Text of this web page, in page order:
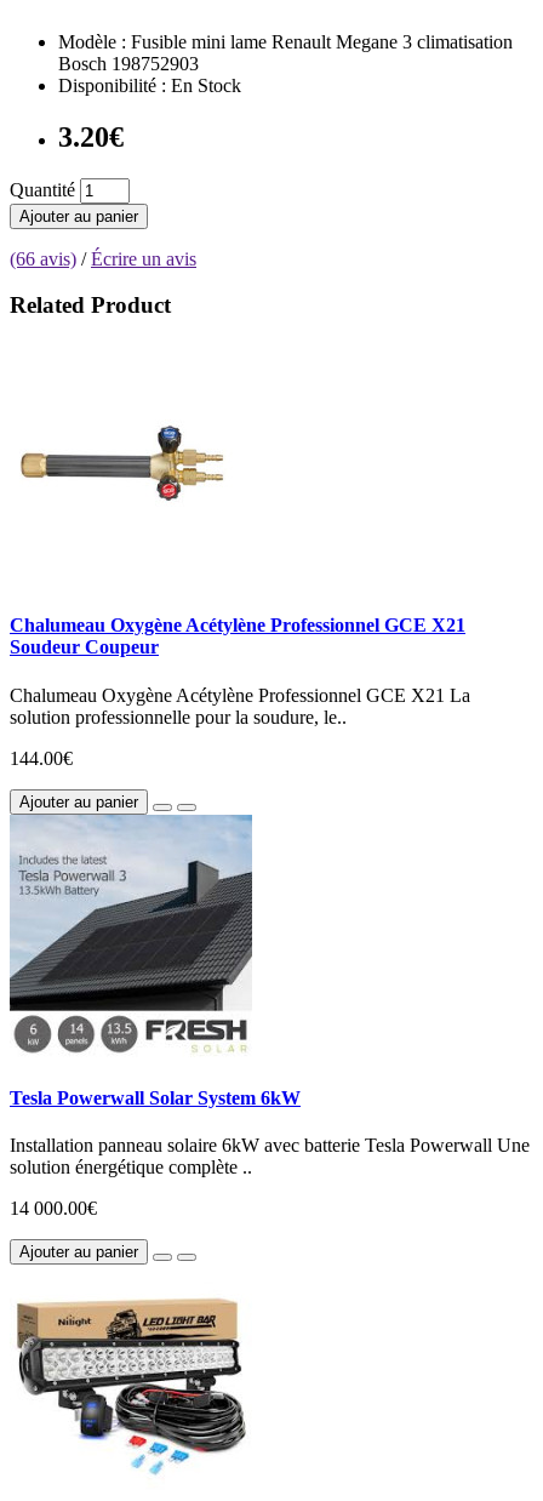
Modèle : Fusible mini lame Renault Megane 3 climatisation
Bosch 198752903
Disponibilité : En Stock
3.20€
Quantité
Ajouter au panier
(66 avis) /Écrire un avis
Related Product
Chalumeau Oxygène Acétylène Professionnel GCE X21
Soudeur Coupeur
Chalumeau Oxygène Acétylène Professionnel GCE X21 La
solution professionnelle pour la soudure, le..
144.00€
Ajouter au panier
Tesla Powerwall Solar System 6kW
Installation panneau solaire 6kW avec batterie Tesla Powerwall Une
solution énergétique complète ..
14 000.00€
Ajouter au panier